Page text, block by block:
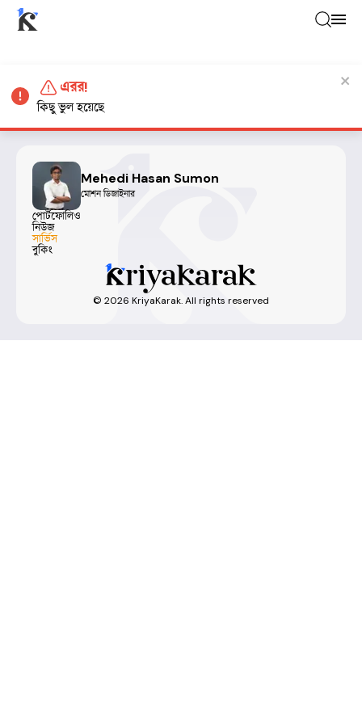
Mehedi Hasan Sumon
মোশন ডিজাইনার
পোর্টফোলিও
নিউজ
সার্ভিস
বুকিং
© 2026 KriyaKarak. All rights reserved
এরর!
কিছু ভুল হয়েছে